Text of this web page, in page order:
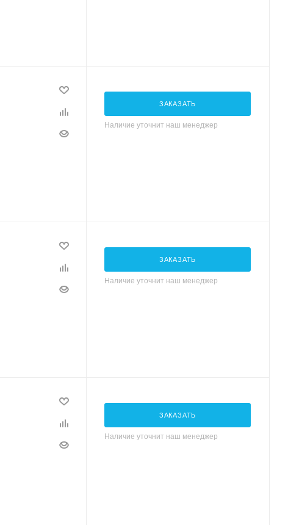
ЗАКАЗАТЬ
Наличие уточнит наш менеджер
ЗАКАЗАТЬ
Наличие уточнит наш менеджер
ЗАКАЗАТЬ
Наличие уточнит наш менеджер